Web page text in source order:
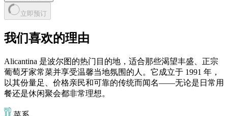
立即预订
我们喜欢的理由
Alicantina 是波尔图的热门目的地，适合那些渴望丰盛、正宗
葡萄牙家常菜并享受温馨当地氛围的人。它成立于 1991 年，
以其份量足、价格亲民和可靠的传统而闻名——无论是日常用
餐还是休闲聚会都非常理想。